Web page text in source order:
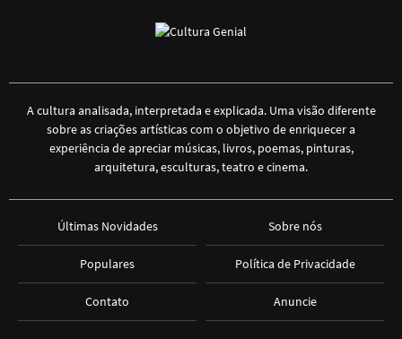
A cultura analisada, interpretada e explicada. Uma visão diferente
sobre as criações artísticas com o objetivo de enriquecer a
experiência de apreciar músicas, livros, poemas, pinturas,
arquitetura, esculturas, teatro e cinema.
Últimas Novidades
Populares
Contato
Sobre nós
Política de Privacidade
Anuncie